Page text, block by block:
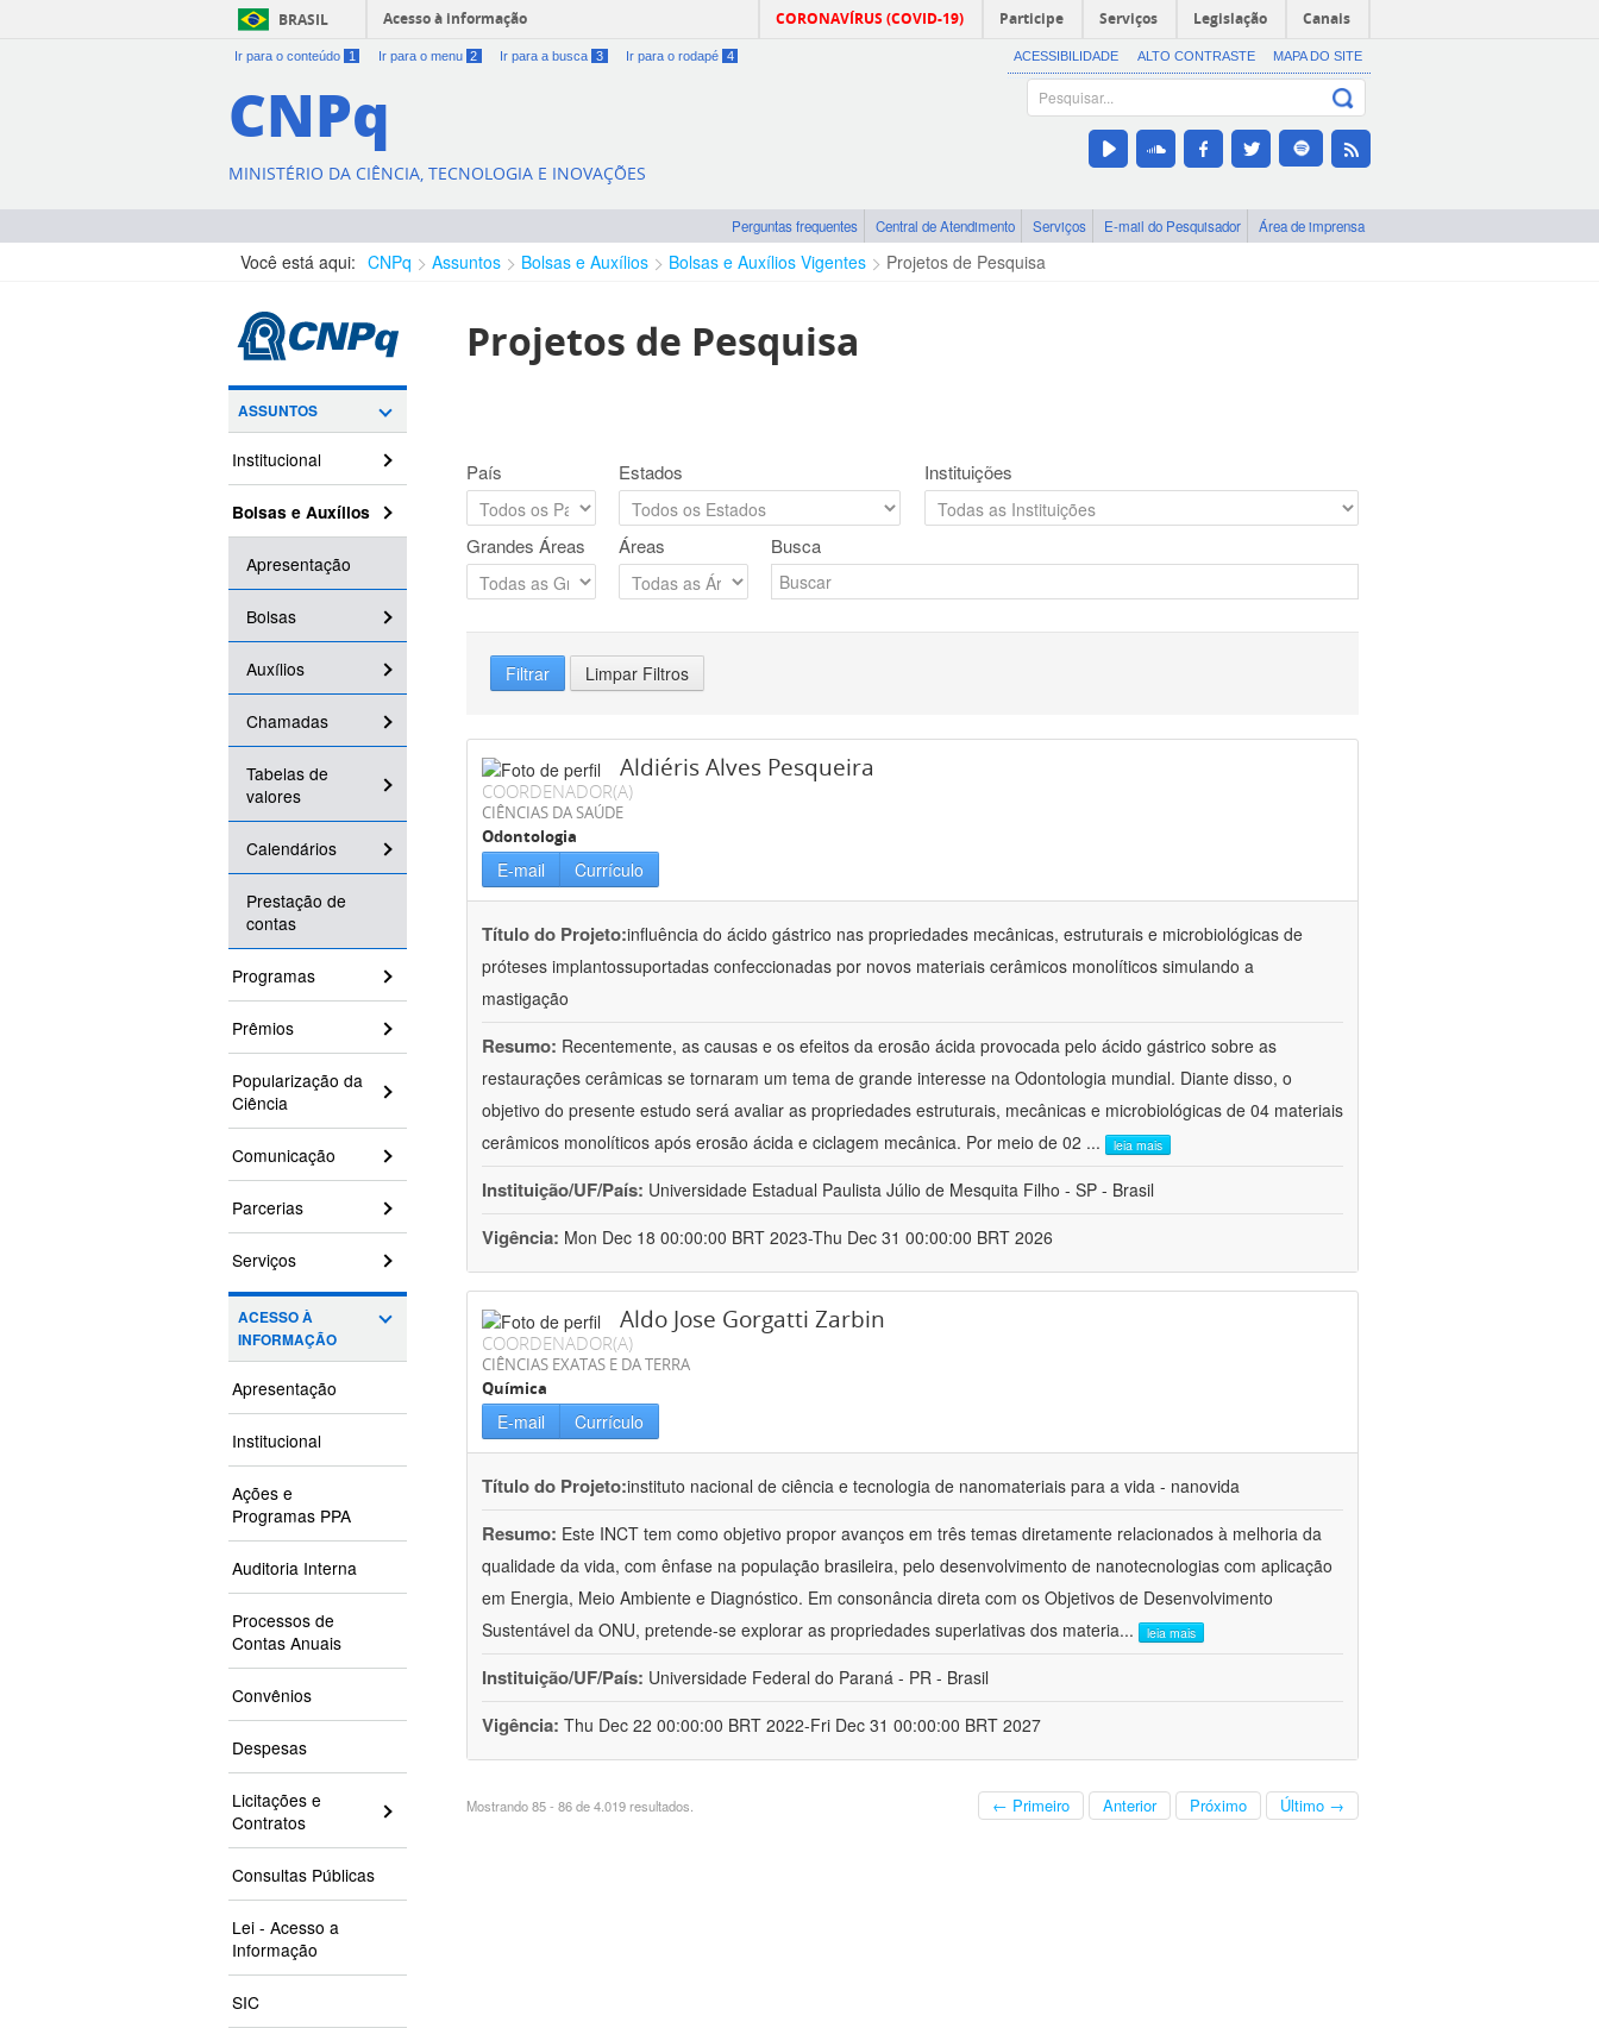
BRASIL Acesso à informação CORONAVÍRUS (COVID-19) Participe Serviços Legislação Canais
Ir para o conteúdo 1 Ir para o menu 2 Ir para a busca 3 Ir para o rodapé 4 ACESSIBILIDADE ALTO CONTRASTE MAPA DO SITE
CNPq
MINISTÉRIO DA CIÊNCIA, TECNOLOGIA E INOVAÇÕES
Perguntas frequentes Central de Atendimento Serviços E-mail do Pesquisador Área de imprensa
Você está aqui: CNPq Assuntos Bolsas e Auxílios Bolsas e Auxílios Vigentes Projetos de Pesquisa
ASSUNTOS
Institucional
Bolsas e Auxílios
Apresentação
Bolsas
Auxílios
Chamadas
Tabelas de
valores
Calendários
Prestação de
contas
Programas
Prêmios
Popularização da
Ciência
Comunicação
Parcerias
Serviços
ACESSO À
INFORMAÇÃO
Apresentação
Institucional
Ações e
Programas PPA
Auditoria Interna
Processos de
Contas Anuais
Convênios
Despesas
Licitações e
Contratos
Consultas Públicas
Lei - Acesso a
Informação
SIC
Projetos de Pesquisa
País Estados Instituições
Grandes Áreas Áreas Busca
Filtrar Limpar Filtros
Aldiéris Alves Pesqueira
COORDENADOR(A)
CIÊNCIAS DA SAÚDE
Odontologia
E-mail Currículo
Título do Projeto:influência do ácido gástrico nas propriedades mecânicas, estruturais e microbiológicas de
próteses implantossuportadas confeccionadas por novos materiais cerâmicos monolíticos simulando a
mastigação
Resumo: Recentemente, as causas e os efeitos da erosão ácida provocada pelo ácido gástrico sobre as
restaurações cerâmicas se tornaram um tema de grande interesse na Odontologia mundial. Diante disso, o
objetivo do presente estudo será avaliar as propriedades estruturais, mecânicas e microbiológicas de 04 materiais
cerâmicos monolíticos após erosão ácida e ciclagem mecânica. Por meio de 02 ... leia mais
Instituição/UF/País: Universidade Estadual Paulista Júlio de Mesquita Filho - SP - Brasil
Vigência: Mon Dec 18 00:00:00 BRT 2023-Thu Dec 31 00:00:00 BRT 2026
Aldo Jose Gorgatti Zarbin
COORDENADOR(A)
CIÊNCIAS EXATAS E DA TERRA
Química
E-mail Currículo
Título do Projeto:instituto nacional de ciência e tecnologia de nanomateriais para a vida - nanovida
Resumo: Este INCT tem como objetivo propor avanços em três temas diretamente relacionados à melhoria da
qualidade da vida, com ênfase na população brasileira, pelo desenvolvimento de nanotecnologias com aplicação
em Energia, Meio Ambiente e Diagnóstico. Em consonância direta com os Objetivos de Desenvolvimento
Sustentável da ONU, pretende-se explorar as propriedades superlativas dos materia... leia mais
Instituição/UF/País: Universidade Federal do Paraná - PR - Brasil
Vigência: Thu Dec 22 00:00:00 BRT 2022-Fri Dec 31 00:00:00 BRT 2027
Mostrando 85 - 86 de 4.019 resultados. ← Primeiro Anterior Próximo Último →